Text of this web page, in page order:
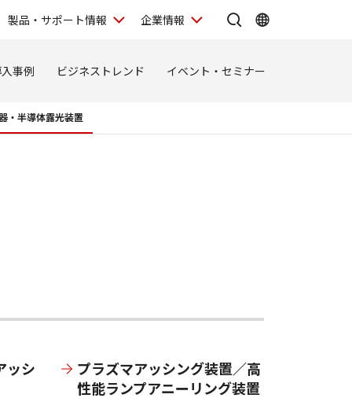
製品・サポート情報 企業情報
事例 ビジネストレンド イベント・セミナー
・半導体露光装置
ッシ
プラズマアッシング装置／高
性能ランプアニーリング装置